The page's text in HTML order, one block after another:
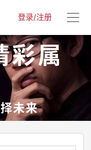
登录/注册
彩属
未来